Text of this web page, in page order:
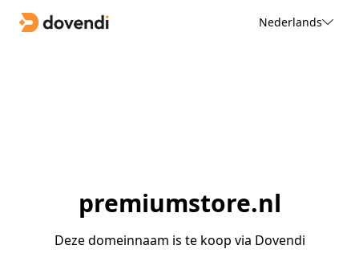
Nederlands
premiumstore.nl
Deze domeinnaam is te koop via Dovendi